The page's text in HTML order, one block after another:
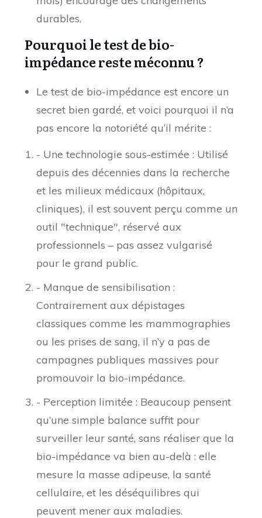
durables.
Pourquoi le test de bio-
impédance reste méconnu ?
Le test de bio-impédance est encore un
secret bien gardé, et voici pourquoi il n’a
pas encore la notoriété qu’il mérite :
- Une technologie sous-estimée : Utilisé
depuis des décennies dans la recherche
et les milieux médicaux (hôpitaux,
cliniques), il est souvent perçu comme un
outil "technique", réservé aux
professionnels – pas assez vulgarisé
pour le grand public.
- Manque de sensibilisation :
Contrairement aux dépistages
classiques comme les mammographies
ou les prises de sang, il n’y a pas de
campagnes publiques massives pour
promouvoir la bio-impédance.
- Perception limitée : Beaucoup pensent
qu’une simple balance suffit pour
surveiller leur santé, sans réaliser que la
bio-impédance va bien au-delà : elle
mesure la masse adipeuse, la santé
cellulaire, et les déséquilibres qui
peuvent mener aux maladies.